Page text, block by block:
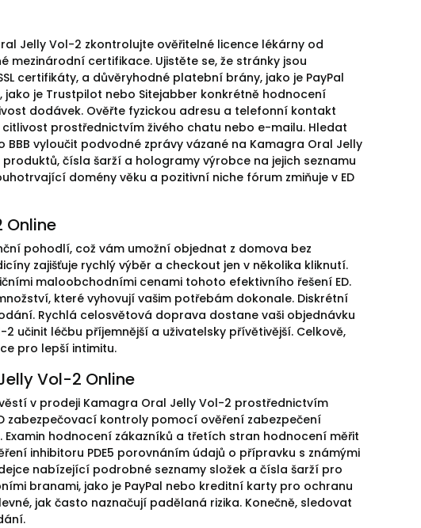
Jelly Vol-2 zkontrolujte ověřitelné licence lékárny od
mezinárodní certifikace. Ujistěte se, že stránky jsou
certifikáty, a důvěryhodné platební brány, jako je PayPal
jako je Trustpilot nebo Sitejabber konkrétně hodnocení
dodávek. Ověřte fyzickou adresu a telefonní kontakt
prostřednictvím živého chatu nebo e-mailu. Hledat
vyloučit podvodné zprávy vázané na Kamagra Oral Jelly
čísla šarží a hologramy výrobce na jejich seznamu
domény věku a pozitivní niche fórum zmiňuje v ED
pohodlí, což vám umožní objednat z domova bez
zajišťuje rychlý výběr a checkout jen v několika kliknutí.
maloobchodními cenami tohoto efektivního řešení ED.
které vyhovují vašim potřebám dokonale. Diskrétní
Rychlá celosvětová doprava dostane vaši objednávku
učinit léčbu příjemnější a uživatelsky přívětivější. Celkově,
pro lepší intimitu.
Vol-2 Online
v prodeji Kamagra Oral Jelly Vol-2 prostřednictvím
zabezpečovací kontroly pomocí ověření zabezpečení
hodnocení zákazníků a třetích stran hodnocení měřit
inhibitoru PDE5 porovnáním údajů o přípravku s známými
nabízející podrobné seznamy složek a čísla šarží pro
branami, jako je PayPal nebo kreditní karty pro ochranu
jak často naznačují padělaná rizika. Konečně, sledovat